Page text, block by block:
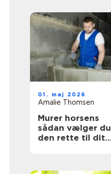
01. maj 2026
Amalie Thomsen
Murer horsens
sådan vælger du
den rette til dit